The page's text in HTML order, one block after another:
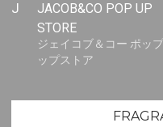
J
JACOB&CO POP UP
STORE
ジェイコブ＆コー ポッ
ップストア